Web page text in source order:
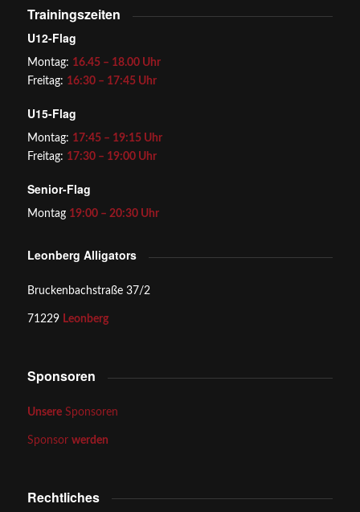
Trainingszeiten
U12-Flag
Montag: 16.45 – 18.00 Uhr
Freitag: 16:30 – 17:45 Uhr
U15-Flag
Montag: 17:45 – 19:15 Uhr
Freitag: 17:30 – 19:00 Uhr
Senior-Flag
Montag 19:00 – 20:30 Uhr
Leonberg Alligators
Bruckenbachstraße 37/2
71229 Leonberg
Sponsoren
UnsereSponsoren
Sponsor werden
Rechtliches